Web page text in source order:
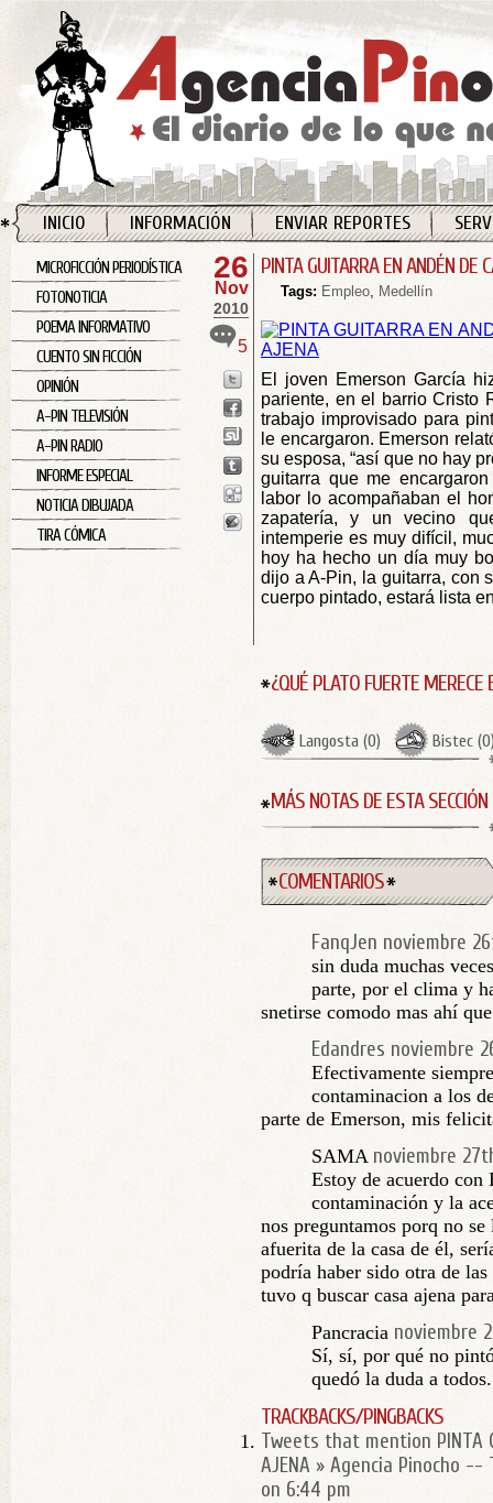
INICIO INFORMACIÓN ENVIAR REPORTES
MICROFICCIÓN PERIODÍSTICA
FOTONOTICIA
POEMA INFORMATIVO
CUENTO SIN FICCIÓN
OPINIÓN
A-PIN TELEVISIÓN
A-PIN RADIO
INFORME ESPECIAL
NOTICIA DIBUJADA
TIRA CÓMICA
26
Nov
2010
5
PINTA GUITARRA EN ANDÉN DE
Tags: Empleo, Medellín
El joven Emerson García
pariente, en el barrio Cristo
trabajo improvisado para
le encargaron. Emerson
su esposa, “así que no hay
guitarra que me
labor lo acompañaban el
zapatería, y un vecino
intemperie es muy difícil,
hoy ha hecho un día muy
dijo a A-Pin, la guitarra, con
cuerpo pintado, estará lista
¿QUÉ PLATO FUERTE MERECE
Langosta (0) Bistec (0
MÁS NOTAS DE ESTA SECCIÓN
COMENTARIOS
FanqJen noviembre
sin duda muchas
parte, por el clima y
snetirse comodo mas ahí
Edandres noviembre
Efectivamente
contaminacion a los
parte de Emerson, mis
SAMA noviembre
Estoy de acuerdo con
contaminación y la
nos preguntamos porq no
afuerita de la casa de él,
podría haber sido otra de
tuvo q buscar casa ajena
Pancracia noviembre
Sí, sí, por qué no
quedó la duda a todos.
TRACKBACKS/PINGBACKS
Tweets that mention PINTA
AJENA » Agencia Pinocho --
on 6:44 pm